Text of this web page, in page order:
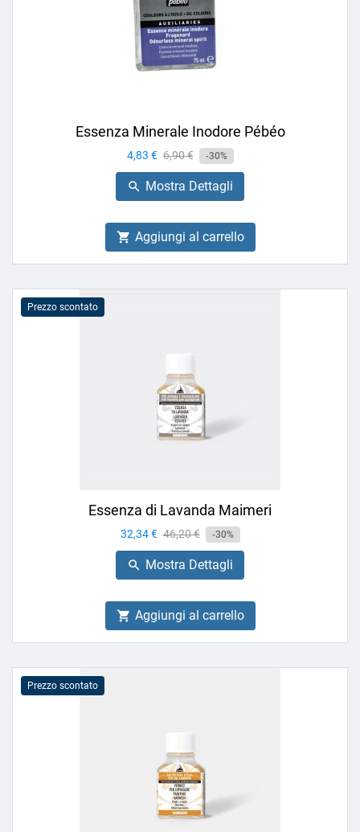
Essenza Minerale Inodore Pébéo
Prezzo
4,83 € Prezzo
base
6,90 € -30%
 Mostra Dettagli
 Aggiungi al carrello
Prezzo scontato
Essenza di Lavanda Maimeri
Prezzo
32,34 € Prezzo
base
46,20 € -30%
 Mostra Dettagli
 Aggiungi al carrello
Prezzo scontato